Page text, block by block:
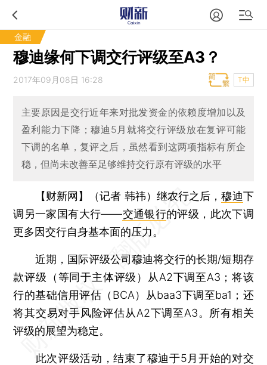
金融
穆迪缘何下调交行评级至A3？
2017年09月08日 16:28 T中
主要原因是交行近年来对批发资金的依赖度增加以及
盈利能力下降；穆迪5月就将交行评级放在复评可能
下调的名单，复评之后，虽然看到这两项指标有所企
稳，但尚未改善至足够维持交行原有评级的水平
【财新网】（记者 韩祎） 继农行之后，穆迪下
调另一家国有大行——交通银行的评级，此次下调
更多因交行自身基本面的压力。
近期，国际评级公司穆迪将交行的长期/短期存
款评级（等同于主体评级）从A2下调至A3；将该
行的基础信用评估（BCA）从baa3下调至ba1；还
将其交易对手风险评估从A2下调至A3。所有相关
评级的展望为稳定。
此次评级活动，结束了穆迪于5月开始的对交